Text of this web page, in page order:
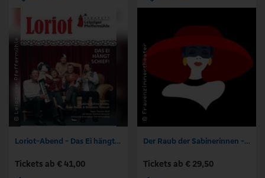
Loriot-Abend - Das Ei hängt schief | Kabarett Leipziger Pfeffermühle
Tickets ab € 41,00
Der Raub der Sabinerinnen - Sommertheater in Wagners Hof
Tickets ab € 29,50